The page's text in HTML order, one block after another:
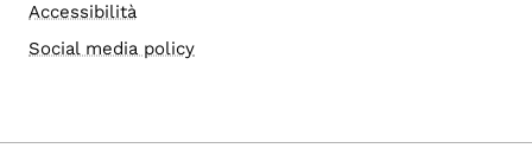
Accessibilità
Social media policy